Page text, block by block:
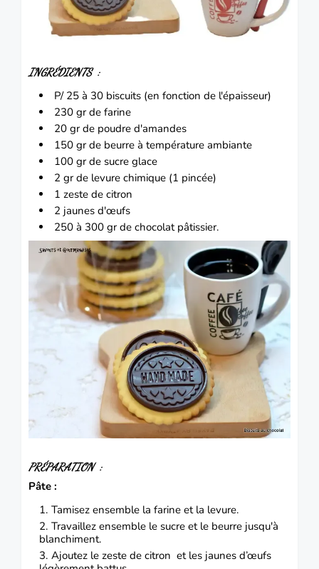
INGRÉDIENTS :
P/ 25 à 30 biscuits (en fonction de l'épaisseur)
230 gr de farine
20 gr de poudre d'amandes
150 gr de beurre à température ambiante
100 gr de sucre glace
2 gr de levure chimique (1 pincée)
1 zeste de citron
2 jaunes d'œufs
250 à 300 gr de chocolat pâtissier.
PRÉPARATION :
Pâte :
Tamisez ensemble la farine et la levure.
Travaillez ensemble le sucre et le beurre jusqu'à
blanchiment.
Ajoutez le zeste de citron et les jaunes d’œufs